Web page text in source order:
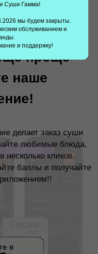
Суши Гамма!
мы будем закрыты.
обслуживанием и
и поддержку!